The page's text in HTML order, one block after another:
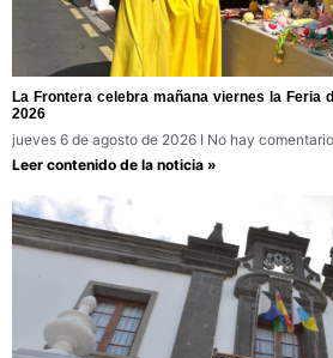
La Frontera celebra mañana viernes la Feria
2026
jueves 6 de agosto de 2026
No hay
Leer contenido de la noticia »